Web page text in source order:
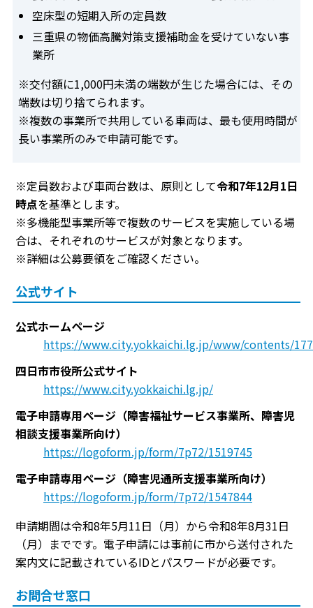
空床型の短期入所の定員数
三重県の物価高騰対策支援補助金を受けていない事
業所
※交付額に1,000円未満の端数が生じた場合には、その
端数は切り捨てられます。
※複数の事業所で共用している車両は、最も使用時間が
長い事業所のみで申請可能です。
※定員数および車両台数は、原則として令和7年12月1日
時点を基準とします。
※多機能型事業所等で複数のサービスを実施している場
合は、それぞれのサービスが対象となります。
※詳細は公募要領をご確認ください。
公式サイト
公式ホームページ
https://www.city.yokkaichi.lg.jp/www/contents/
四日市市役所公式サイト
https://www.city.yokkaichi.lg.jp/
電子申請専用ページ（障害福祉サービス事業所、障害児
相談支援事業所向け）
https://logoform.jp/form/7p72/1519745
電子申請専用ページ（障害児通所支援事業所向け）
https://logoform.jp/form/7p72/1547844
申請期間は令和8年5月11日（月）から令和8年8月31日
（月）までです。電子申請には事前に市から送付された
案内文に記載されているIDとパスワードが必要です。
お問合せ窓口